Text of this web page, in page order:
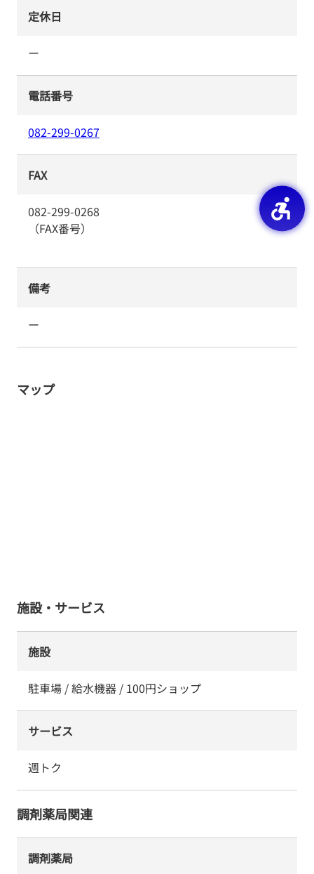
定休日
ー
電話番号
082-299-0267
FAX
082-299-0268
（FAX番号）
備考
ー
マップ
施設・サービス
施設
駐車場 / 給水機器 / 100円ショップ
サービス
週トク
調剤薬局関連
調剤薬局